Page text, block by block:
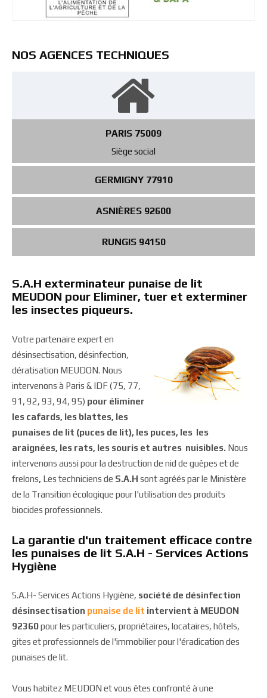
NOS AGENCES TECHNIQUES
PARIS 75009
Siège social
GERMIGNY 77910
ASNIÈRES 92600
RUNGIS 94150
S.A.H exterminateur punaise de lit
MEUDON pour Eliminer, tuer et exterminer
les insectes piqueurs.
Votre partenaire expert en
désinsectisation, désinfection,
dératisation MEUDON. Nous
intervenons à Paris & IDF (75, 77,
91, 92, 93, 94, 95) pour éliminer
les cafards, les blattes, les
punaises de lit (puces de lit), les puces, les les
araignées, les rats, les souris et autres nuisibles. Nous
intervenons aussi pour la destruction de nid de guêpes et de
frelons, Les techniciens de S.A.H sont agréés par le Ministère
de la Transition écologique pour l'utilisation des produits
biocides professionnels.
La garantie d'un traitement efficace contre
les punaises de lit S.A.H - Services Actions
Hygiène
S.A.H- Services Actions Hygiène, société de désinfection
désinsectisation punaise de lit intervient à MEUDON
92360pour les particuliers, propriétaires, locataires, hôtels,
gites et professionnels de l'immobilier pour l'éradication des
punaises de lit.
Vous habitez MEUDON et vous êtes confronté à une